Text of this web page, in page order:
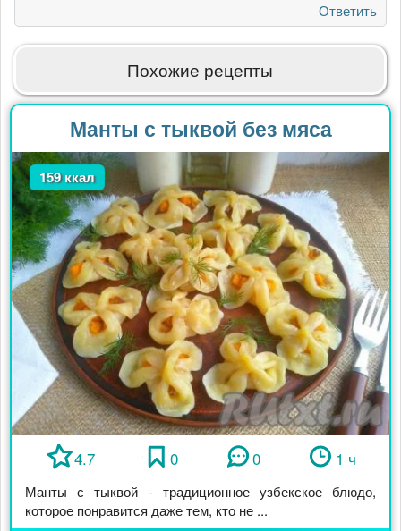
Ответить
Похожие рецепты
Манты с тыквой без мяса
159 ккал
4.7 0 0 1 ч
Манты с тыквой - традиционное узбекское блюдо,
которое понравится даже тем, кто не ...